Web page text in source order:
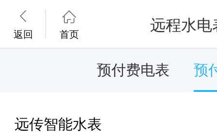

返回

首页 远程水电
预付费电表 预
远传智能水表